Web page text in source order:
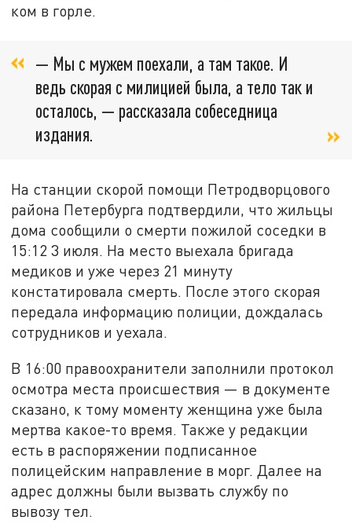
ком в горле.
— Мы с мужем поехали, а там такое. И
ведь скорая с милицией была, а тело так и
осталось, — рассказала собеседница
издания.
На станции скорой помощи Петродворцового
района Петербурга подтвердили, что жильцы
дома сообщили о смерти пожилой соседки в
15:12 3 июля. На место выехала бригада
медиков и уже через 21 минуту
констатировала смерть. После этого скорая
передала информацию полиции, дождалась
сотрудников и уехала.
В 16:00 правоохранители заполнили протокол
осмотра места происшествия — в документе
сказано, к тому моменту женщина уже была
мертва какое-то время. Также у редакции
есть в распоряжении подписанное
полицейским направление в морг. Далее на
адрес должны были вызвать службу по
вывозу тел.